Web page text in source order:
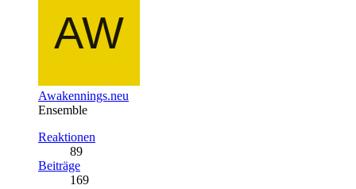
Awakennings.neu
Ensemble
Reaktionen
89
Beiträge
169